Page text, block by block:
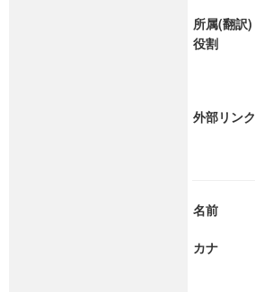
所属(翻訳)
役割
外部リンク
名前
カナ